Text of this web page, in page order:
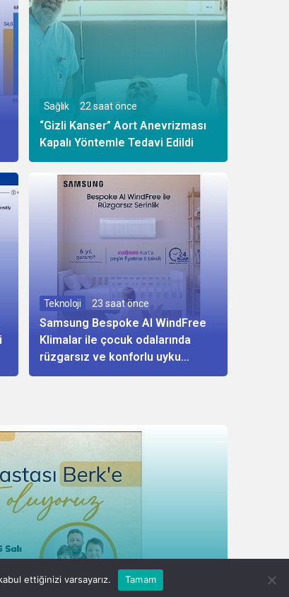
Sağlık 22 saat önce
“Gizli Kanser” Aort Anevrizması
Kapalı Yöntemle Tedavi Edildi
Teknoloji 23 saat önce
Samsung Bespoke AI WindFree
Klimalar ile çocuk odalarında
rüzgarsız ve konforlu uyku
dönemi
ettiğinizi varsayarız. Tamam